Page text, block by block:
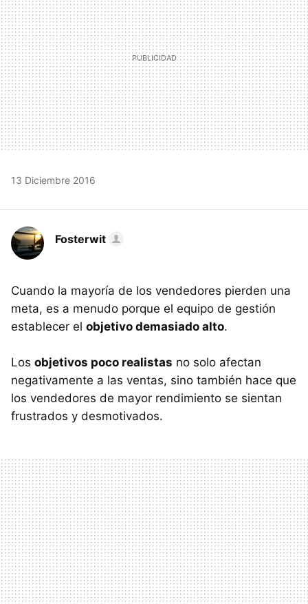
13 Diciembre 2016
Fosterwit
Cuando la mayoría de los vendedores pierden una
meta, es a menudo porque el equipo de gestión
establecer el objetivo demasiado alto.
Los objetivos poco realistas no solo afectan
negativamente a las ventas, sino también hace que
los vendedores de mayor rendimiento se sientan
frustrados y desmotivados.